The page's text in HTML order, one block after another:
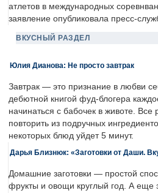
атлетов в международных
заявление опубликовала пресс-
ВКУСНЫЙ РАЗДЕЛ
Юлия Дианова: Не просто завтрак
Завтрак — это признание в любви
дебютной книгой фуд-блогера
начинаться с бабочек в животе. Все
повторить из подручных
некоторых блюд уйдет 5 минут.
Дарья Близнюк: «Заготовки от Даши.
Домашние заготовки — простой
фрукты и овощи круглый год. А еще